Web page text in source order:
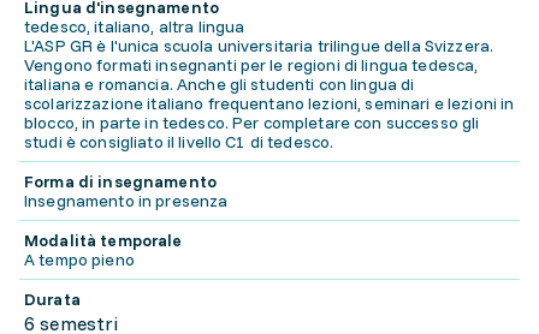
Lingua d'insegnamento
tedesco, italiano, altra lingua
L'ASP GR è l'unica scuola universitaria trilingue della Svizzera.
Vengono formati insegnanti per le regioni di lingua tedesca,
italiana e romancia. Anche gli studenti con lingua di
scolarizzazione italiano frequentano lezioni, seminari e lezioni in
blocco, in parte in tedesco. Per completare con successo gli
studi è consigliato il livello C1 di tedesco.
Forma di insegnamento
Insegnamento in presenza
Modalità temporale
A tempo pieno
Durata
6 semestri